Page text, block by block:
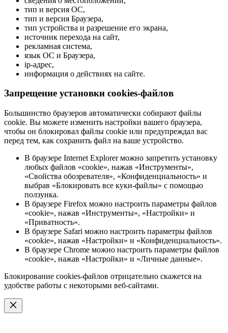
тип и версия ОС,
тип и версия Браузера,
тип устройства и разрешение его экрана,
источник перехода на сайт,
рекламная система,
язык ОС и Браузера,
ip-адрес,
информация о действиях на сайте.
Запрещение установки cookies-файлов
Большинство браузеров автоматически собирают файлы
cookie. Вы можете изменить настройки вашего браузера,
чтобы он блокировал файлы cookie или предупреждал вас
перед тем, как сохранить файл на ваше устройство.
В браузере Internet Explorer можно запретить установку
любых файлов «cookie», нажав «Инструменты»,
«Свойства обозревателя», «Конфиденциальность» и
выбрав «Блокировать все куки-файлы» с помощью
ползунка.
В браузере Firefox можно настроить параметры файлов
«cookie», нажав «Инструменты», «Настройки» и
«Приватность».
В браузере Safari можно настроить параметры файлов
«cookie», нажав «Настройки» и «Конфиденциальность».
В браузере Chrome можно настроить параметры файлов
«cookie», нажав «Настройки» и «Личные данные».
Блокирование cookies-файлов отрицательно скажется на
удобстве работы с некоторыми веб-сайтами.